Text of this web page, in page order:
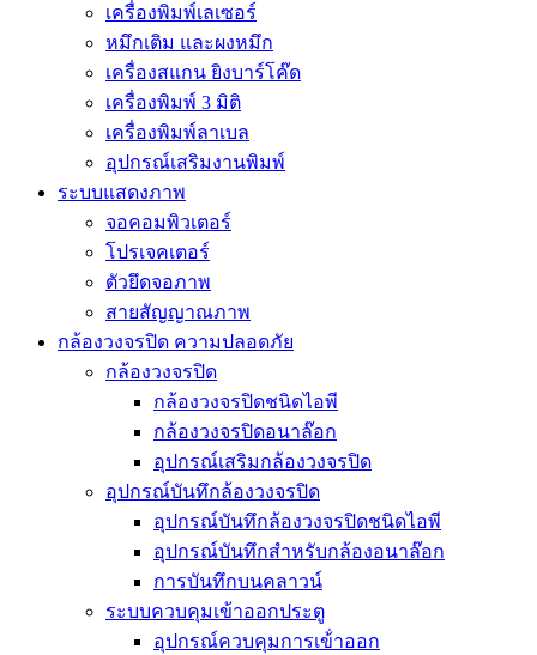
เครื่องพิมพ์เลเซอร์
หมึกเติม และผงหมึก
เครื่องสแกน ยิงบาร์โค๊ด
เครื่องพิมพ์ 3 มิติ
เครื่องพิมพ์ลาเบล
อุปกรณ์เสริมงานพิมพ์
ระบบแสดงภาพ
จอคอมพิวเตอร์
โปรเจคเตอร์
ตัวยึดจอภาพ
สายสัญญาณภาพ
กล้องวงจรปิด ความปลอดภัย
กล้องวงจรปิด
กล้องวงจรปิดชนิดไอพี
กล้องวงจรปิดอนาล๊อก
อุปกรณ์เสริมกล้องวงจรปิด
อุปกรณ์บันทึกล้องวงจรปิด
อุปกรณ์บันทึกล้องวงจรปิดชนิดไอพี
อุปกรณ์บันทึกสำหรับกล้องอนาล๊อก
การบันทึกบนคลาวน์
ระบบควบคุมเข้าออกประตู
อุปกรณ์ควบคุมการเข้่าออก